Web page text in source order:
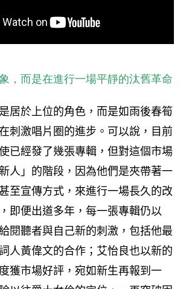
，而是在進行一場平靜的汰舊革命
居於上位的角色，而是如雨後春筍
刺激唱片圈的進步。可以說，目前
已經發了幾張專輯，但對這個市場
人」的階段，因為他們是夾帶著一
至宣傳方式，來進行一場長久的改
即便出道多年，每一張專輯仍以
閱聽者與自己新的刺激，包括他最
人黃偉文的合作；艾怡良也以新的
獲市場好評，宛如新生再報到一